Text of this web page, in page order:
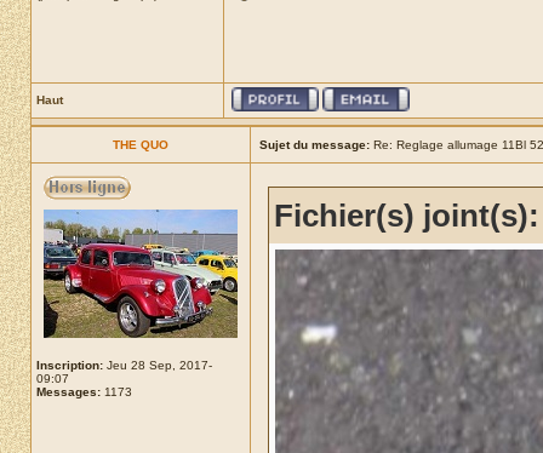
Haut
THE QUO Sujet du message: Re: Reglage allumage 11Bl 52
Inscription: Jeu 28 Sep, 2017-
09:07
Messages: 1173
Fichier(s) joint(s):